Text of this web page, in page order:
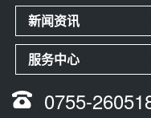
新闻资讯
服务中心
0755-